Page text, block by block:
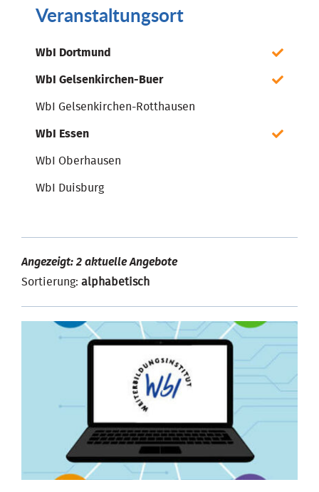
Veranstaltungsort
WbI Dortmund
WbI Gelsenkirchen-Buer
WbI Gelsenkirchen-Rotthausen
WbI Essen
WbI Oberhausen
WbI Duisburg
Angezeigt: 2 aktuelle Angebote
Sortierung: alphabetisch